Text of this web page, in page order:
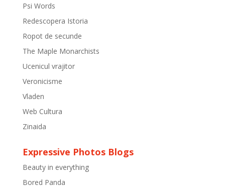
Psi Words
Redescopera Istoria
Ropot de secunde
The Maple Monarchists
Ucenicul vrajitor
Veronicisme
Vladen
Web Cultura
Zinaida
Expressive Photos Blogs
Beauty in everything
Bored Panda